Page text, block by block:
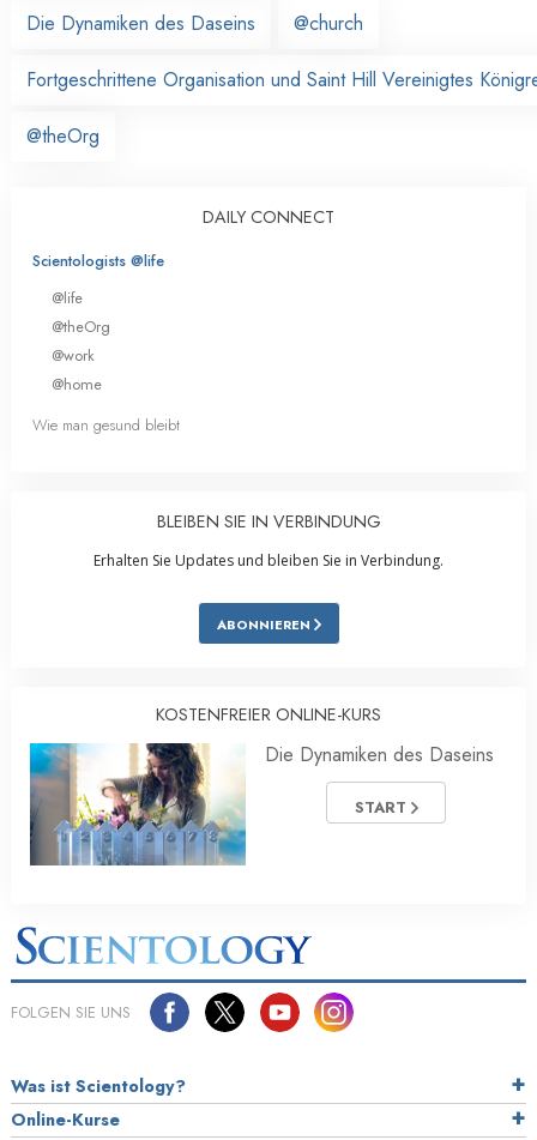
Die Dynamiken des Daseins @church
Fortgeschrittene Organisation und Saint Hill Vereinigtes
@theOrg
DAILY CONNECT
Scientologists @life
@life
@theOrg
@work
@home
Wie man gesund bleibt
BLEIBEN SIE IN VERBINDUNG
Erhalten Sie Updates und bleiben Sie in Verbindung.
ABONNIEREN
KOSTENFREIER ONLINE-KURS
Die Dynamiken des Daseins
START
FOLGEN SIE UNS
Was ist Scientology?
Online-Kurse